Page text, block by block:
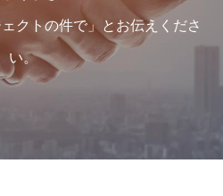
クトの件で」とお伝えくださ
い。